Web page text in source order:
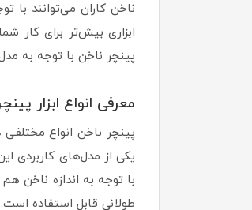
ناخن کاران می‌توانند با
ابزاری بیش‌تر برای کار
پینچر ناخن با توجه به
معرفی انواع ابزار
پینچر ناخن انواع مختلفی
یکی از مدل‌های کاربردی
با توجه به اندازه ناخن
طولانی قابل استفاده است.